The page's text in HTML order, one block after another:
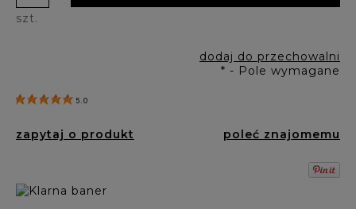
szt.
dodaj do przechowalni
* - Pole wymagane
5.0
zapytaj o produkt poleć znajomemu